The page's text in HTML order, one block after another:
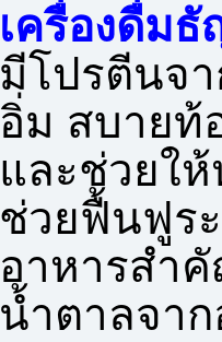
เครื่องดื่ม
มีโปรตีนจ
อิ่ม สบายท้
และช่วยใ
ช่วยฟื้นฟูร
อาหารสำ
น้ำตาลจา